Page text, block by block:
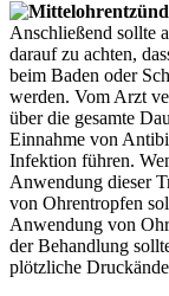
Anschließend sollte
darauf zu achten,
beim Baden oder
werden. Vom Arzt
über die gesamte
Einnahme von
Infektion führen.
Anwendung dieser
von Ohrentropfen
Anwendung von
der Behandlung
plötzliche